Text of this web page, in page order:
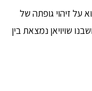
זיהוי גופתה של
שויויאן נמצאת בין